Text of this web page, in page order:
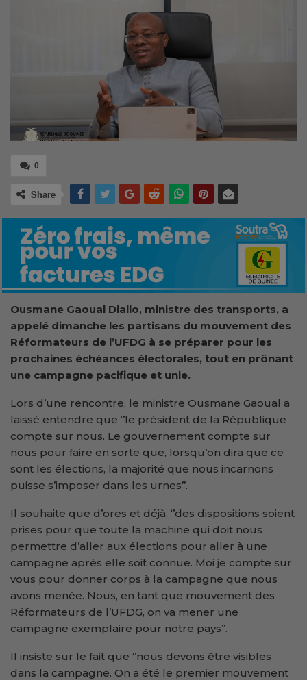
0
Share
Ousmane Gaoual Diallo, ministre des transports, a
appelé dimanche les partisans du mouvement des
Réformateurs de l’UFDG à se préparer pour les
prochaines échéances électorales, tout en prônant
une campagne pacifique et unie.
Lors d’une rencontre, le ministre Ousmane Gaoual a
laissé entendre que ‘’le président de la République
compte sur nous. Le gouvernement compte sur
nous pour faire en sorte que, lorsqu’on dira que ce
sont les élections, la majorité que nous incarnons
puisse s’imposer dans les urnes’’.
Il souhaite que d’ores et déjà, ‘’des dispositions soient
prises pour que toute la machine qui doit nous
permettre d’aller aux élections pour aller à une
campagne après elle soit connue. Moi je compte sur
vous pour donner corps à la campagne que nous
avons menée. Nous, en tant que mouvement des
Réformateurs de l’UFDG, on va mener une
campagne exemplaire pour notre pays’’.
Il insiste sur le fait que ‘’nous devons être visibles
dans la campagne. On a été le premier mouvement